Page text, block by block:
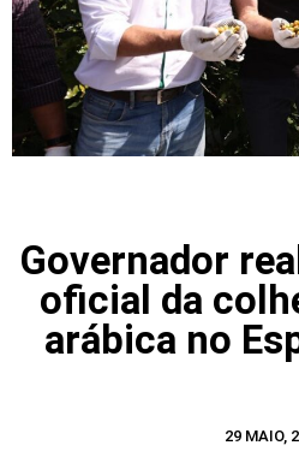
Governador
oficial da
arábica no
29 MAIO,